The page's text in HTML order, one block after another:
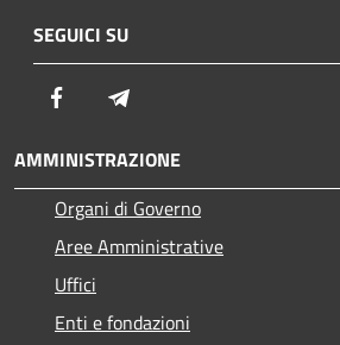
SEGUICI SU
Facebook
AMMINISTRAZIONE
Organi di Governo
Aree Amministrative
Uffici
Enti e fondazioni